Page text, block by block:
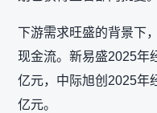
下游需求旺盛的背景下
现金流。新易盛2025年
亿元，中际旭创2025年
亿元。